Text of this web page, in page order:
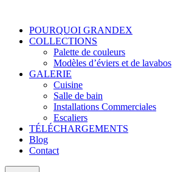
POURQUOI GRANDEX
COLLECTIONS
Palette de couleurs
Modèles d’éviers et de lavabos
GALERIE
Cuisine
Salle de bain
Installations Commerciales
Escaliers
TÉLÉCHARGEMENTS
Blog
Contact